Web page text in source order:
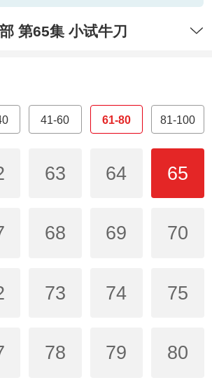
第65集 小试牛刀
41-60 61-80 81-100
63 64 65
68 69 70
73 74 75
78 79 80